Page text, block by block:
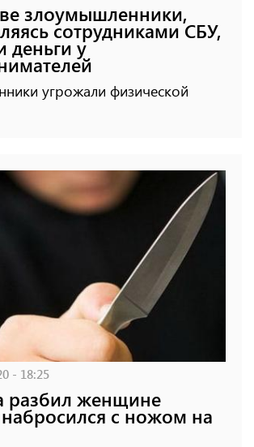
злоумышленники,
сотрудниками СБУ,
деньги у
угрожали физической
- 18:25
разбил женщине
с ножом на